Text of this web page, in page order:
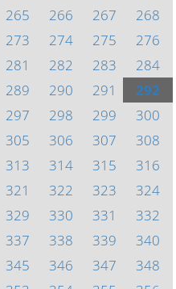
265 266 267
268
273 274 275
276
281 282 283
284
289 290 291
292
297 298 299
300
305 306 307
308
313 314 315
316
321 322 323
324
329 330 331
332
337 338 339
340
345 346 347
348